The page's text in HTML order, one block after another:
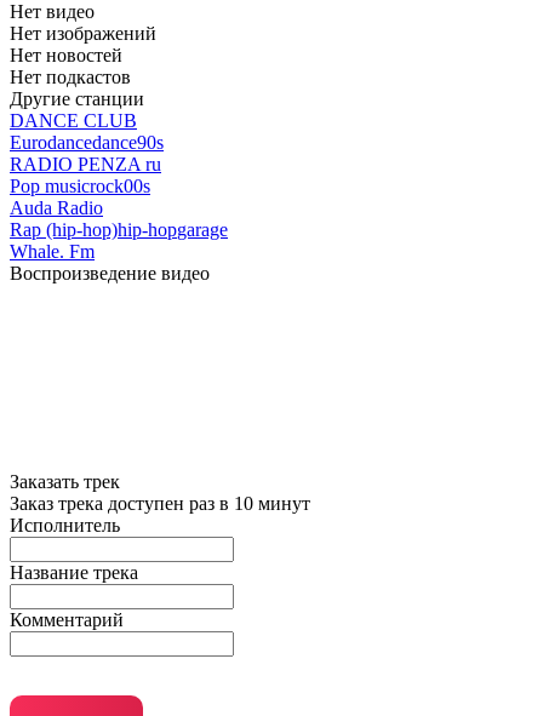
Нет видео
Нет изображений
Нет новостей
Нет подкастов
Другие станции
DANCE CLUB
Eurodancedance90s
RADIO PENZA ru
Pop musicrock00s
Auda Radio
Rap (hip-hop)hip-hopgarage
Whale. Fm
Воспроизведение видео
Заказать трек
Заказ трека доступен раз в 10 минут
Исполнитель
Название трека
Комментарий